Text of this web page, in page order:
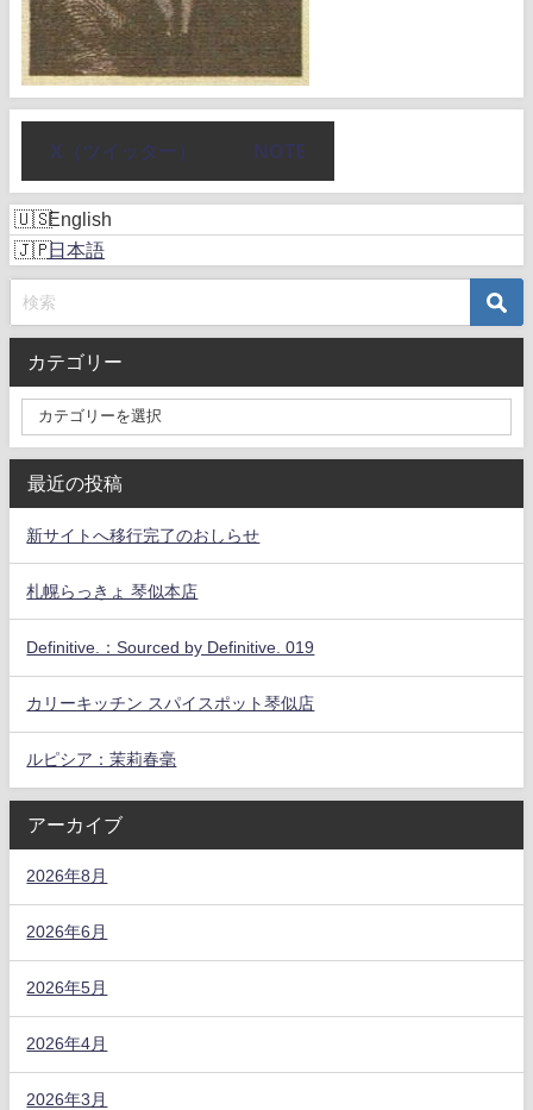
X（ツイッター） NOTE
English
日本語
カテゴリー
最近の投稿
新サイトへ移行完了のおしらせ
札幌らっきょ 琴似本店
Definitive.：Sourced by Definitive. 019
カリーキッチン スパイスポット琴似店
ルピシア：茉莉春毫
アーカイブ
2026年8月
2026年6月
2026年5月
2026年4月
2026年3月